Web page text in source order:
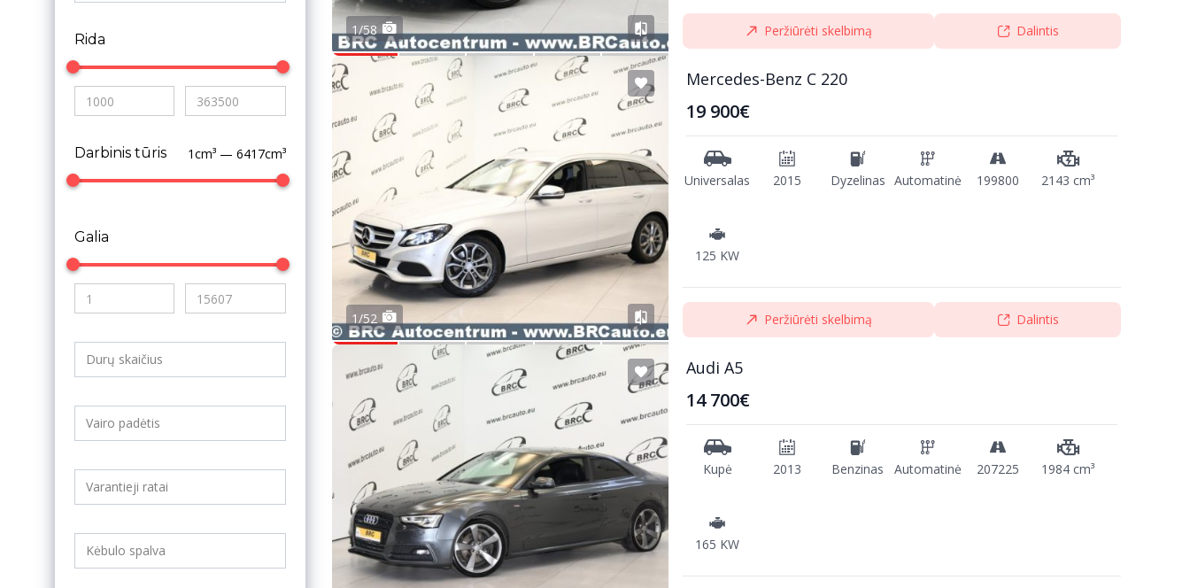
Rida
Darbinis tūris 1cm³ — 6417cm³
Galia
1/58 Peržiūrėti skelbimą Dalintis
1/52
Mercedes-Benz C 220
19 900€
Universalas 2015 Dyzelinas Automatinė 199800 2143 cm³
125 KW
Peržiūrėti skelbimą Dalintis
Audi A5
14 700€
Kupė 2013 Benzinas Automatinė 207225 1984 cm³
165 KW